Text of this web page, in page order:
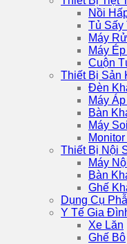
Nồi
Tủ Sấy
Máy
Máy
Cuộn
Thiết Bị Sản
Đèn
Máy
Bàn
Máy
Thiết Bị Nội
Máy
Bàn
Ghế
Dụng Cụ
Y Tế Gia
Xe Lăn
Ghế Bô